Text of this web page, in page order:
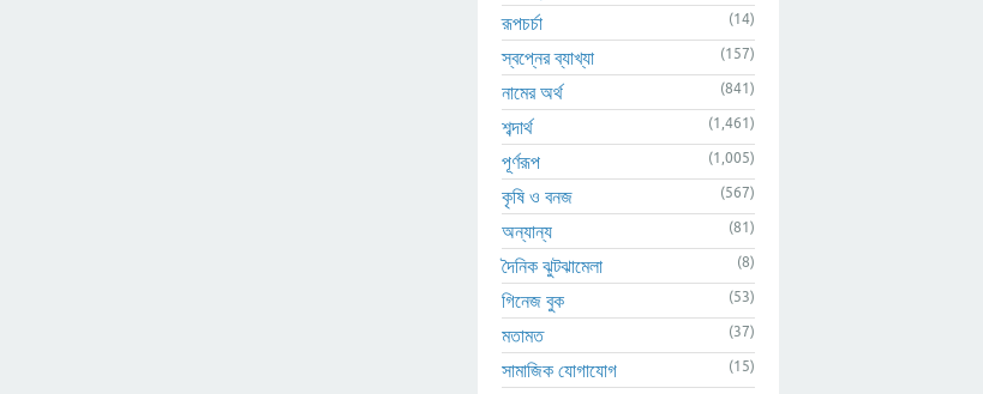
রূপচর্চা (14)
স্বপ্নের ব্যাখ্যা (157)
নামের অর্থ (841)
শব্দার্থ (1,461)
পূর্ণরূপ (1,005)
কৃষি ও বনজ (567)
অন্যান্য (81)
দৈনিক ঝুটঝামেলা (8)
গিনেজ বুক (53)
মতামত (37)
সামাজিক যোগাযোগ (15)